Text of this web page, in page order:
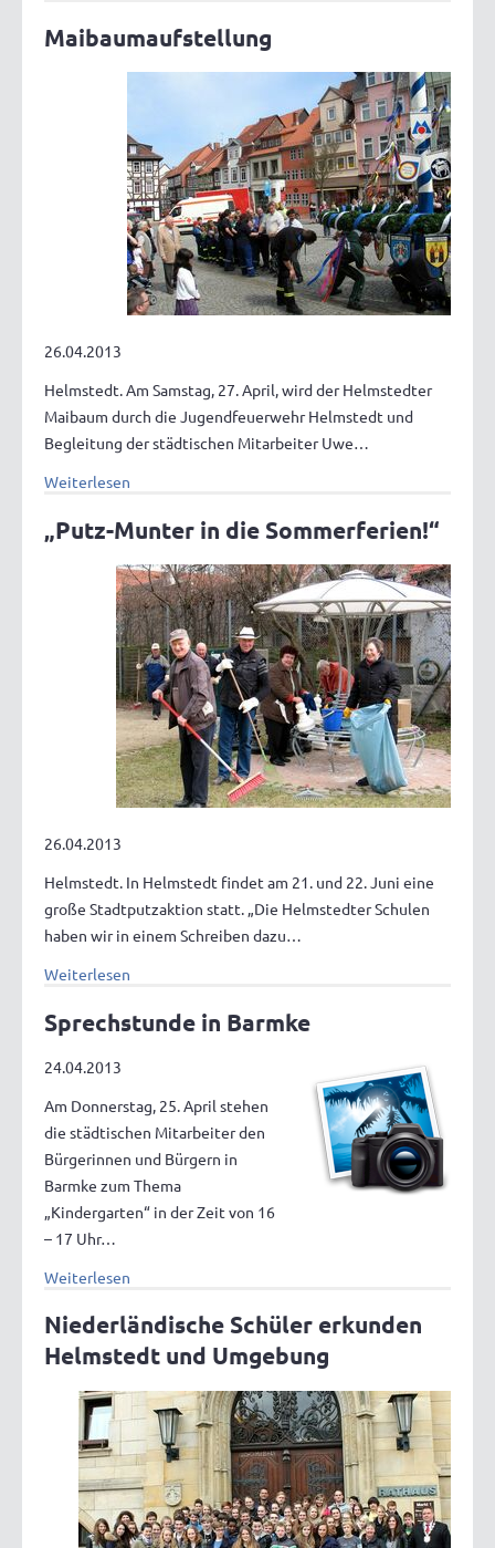
Maibaumaufstellung
26.04.2013
Helmstedt. Am Samstag, 27. April, wird der Helmstedter
Maibaum durch die Jugendfeuerwehr Helmstedt und
Begleitung der städtischen Mitarbeiter Uwe…
Weiterlesen
„Putz-Munter in die Sommerferien!“
26.04.2013
Helmstedt. In Helmstedt findet am 21. und 22. Juni eine
große Stadtputzaktion statt. „Die Helmstedter Schulen
haben wir in einem Schreiben dazu…
Weiterlesen
Sprechstunde in Barmke
24.04.2013
Am Donnerstag, 25. April stehen
die städtischen Mitarbeiter den
Bürgerinnen und Bürgern in
Barmke zum Thema
„Kindergarten“ in der Zeit von 16
– 17 Uhr…
Weiterlesen
Niederländische Schüler erkunden
Helmstedt und Umgebung